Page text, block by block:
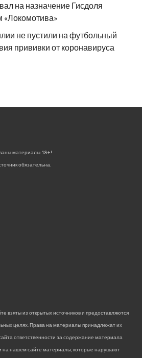
на назначение Гисдоля
«Локомотива»
не пустили на футбольный
прививки от коронавируса
материалы 18+!
обязательна.
взяты из открытых источников и предоставляются
целях. Права на материалы принадлежат их
ответственности за содержание материала
на нашем сайте материалы, которые нарушают